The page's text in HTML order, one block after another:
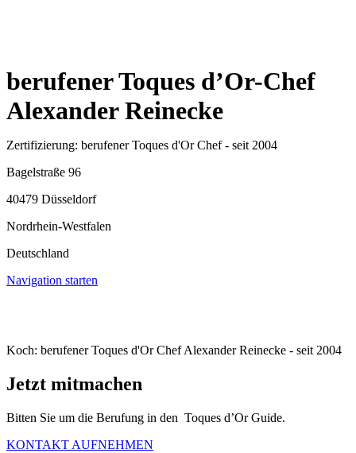
berufener Toques d’Or-Chef
Alexander Reinecke
Zertifizierung: berufener Toques d'Or Chef - seit 2004
Bagelstraße 96
40479 Düsseldorf
Nordrhein-Westfalen
Deutschland
Navigation starten
Koch: berufener Toques d'Or Chef Alexander Reinecke - seit 2004
Jetzt mitmachen
Bitten Sie um die Berufung in den Toques d’Or Guide.
KONTAKT AUFNEHMEN